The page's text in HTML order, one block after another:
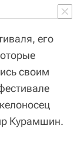
его
своим
Курамшин.